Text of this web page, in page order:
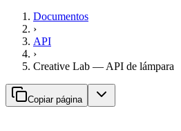
Documentos
›
API
›
Creative Lab — API de lámpara
Copiar página